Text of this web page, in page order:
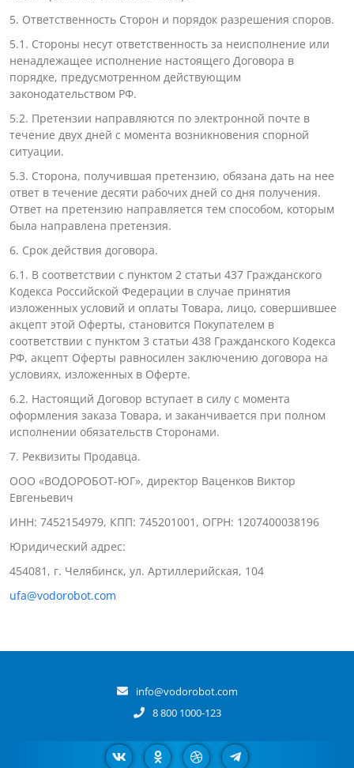
5. Ответственность Сторон и порядок разрешения споров.
5.1. Стороны несут ответственность за неисполнение или
ненадлежащее исполнение настоящего Договора в
порядке, предусмотренном действующим
законодательством РФ.
5.2. Претензии направляются по электронной почте в
течение двух дней с момента возникновения спорной
ситуации.
5.3. Сторона, получившая претензию, обязана дать на нее
ответ в течение десяти рабочих дней со дня получения.
Ответ на претензию направляется тем способом, которым
была направлена претензия.
6. Срок действия договора.
6.1. В соответствии с пунктом 2 статьи 437 Гражданского
Кодекса Российской Федерации в случае принятия
изложенных условий и оплаты Товара, лицо, совершившее
акцепт этой Оферты, становится Покупателем в
соответствии с пунктом 3 статьи 438 Гражданского Кодекса
РФ, акцепт Оферты равносилен заключению договора на
условиях, изложенных в Оферте.
6.2. Настоящий Договор вступает в силу с момента
оформления заказа Товара, и заканчивается при полном
исполнении обязательств Сторонами.
7. Реквизиты Продавца.
ООО «ВОДОРОБОТ-ЮГ», директор Ваценков Виктор
Евгеньевич
ИНН: 7452154979, КПП: 745201001, ОГРН: 1207400038196
Юридический адрес:
454081, г. Челябинск, ул. Артиллерийская, 104
ufa@vodorobot.com
info@vodorobot.com
8 800 1000-123